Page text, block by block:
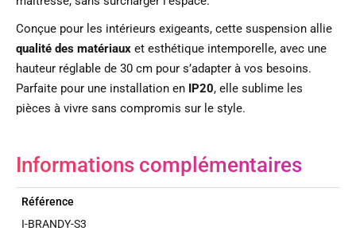
Conçue pour les intérieurs exigeants, cette suspension allie
qualité des matériaux et esthétique intemporelle, avec une
hauteur réglable de 30 cm pour s’adapter à vos besoins.
Parfaite pour une installation en IP20, elle sublime les
pièces à vivre sans compromis sur le style.
Informations complémentaires
Référence
I-BRANDY-S3